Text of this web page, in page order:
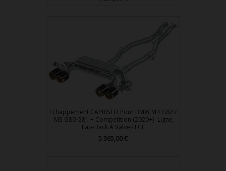
Echappement CAPRISTO Pour BMW M4 G82 /
M3 G80 G81 + Competition (2020+)- Ligne
Fap-Back À Valves ECE
Prix
5 365,00 €